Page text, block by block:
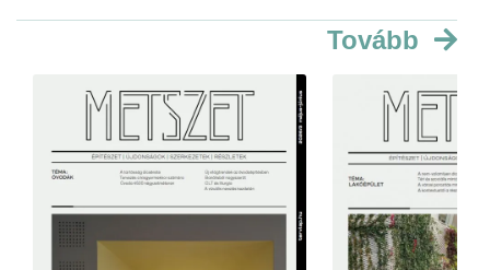
Tovább